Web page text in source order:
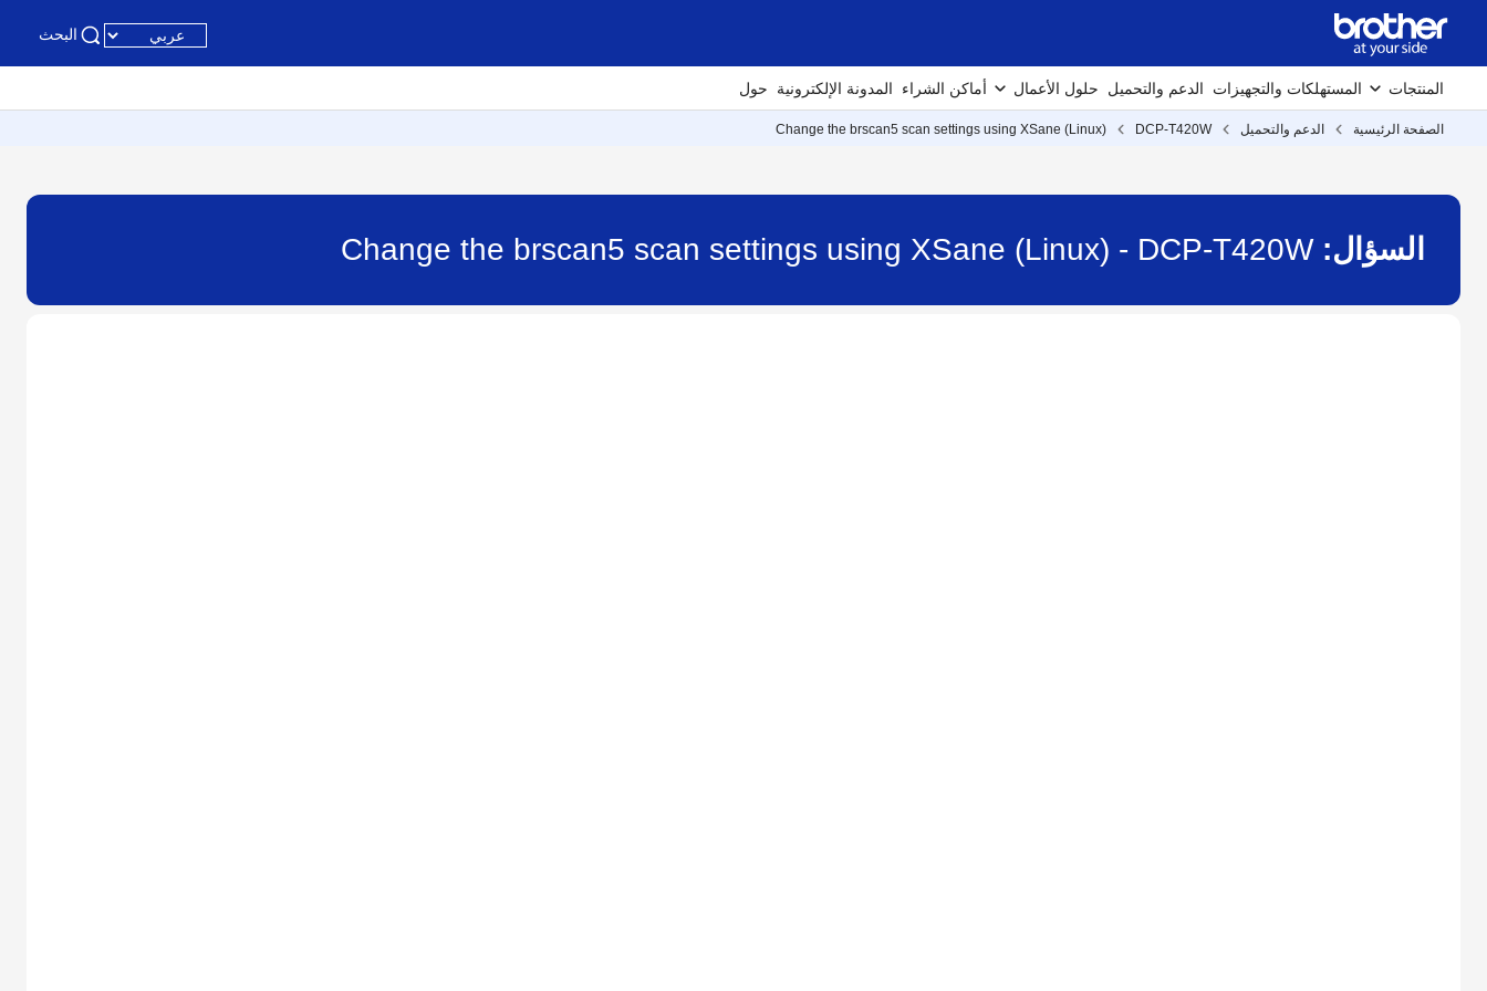
البحث
المنتجات المستهلكات والتجهيزات الدعم والتحميل حلول الأعمال أماكن الشراء المدونة الإلكترونية حول
الصفحة الرئيسية الدعم والتحميل DCP-T420W
Change the brscan5 scan settings using XSane (Linux)
السؤال: Change the brscan5 scan settings using XSane (Linux) - DCP-T420W